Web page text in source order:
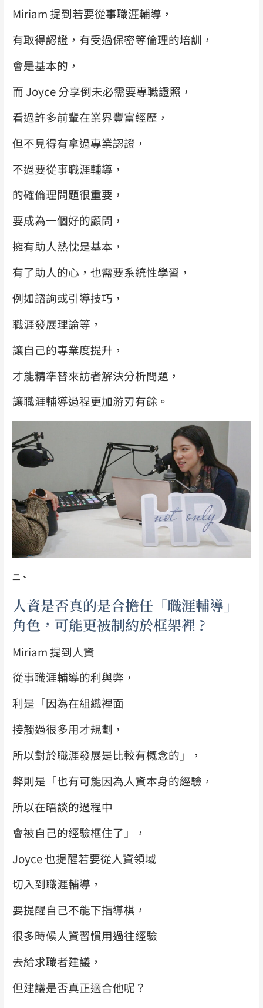
Miriam 提到若要從事職涯輔導，
有取得認證，有受過保密等倫理的培訓，
會是基本的，
而 Joyce 分享倒未必需要專職證照，
看過許多前輩在業界豐富經歷，
但不見得有拿過專業認證，
不過要從事職涯輔導，
的確倫理問題很重要，
要成為一個好的顧問，
擁有助人熱忱是基本，
有了助人的心，也需要系統性學習，
例如諮詢或引導技巧，
職涯發展理論等，
讓自己的專業度提升，
才能精準替來訪者解決分析問題，
讓職涯輔導過程更加游刃有餘。
二、
人資是否真的是合擔任「職涯輔導」
角色，可能更被制約於框架裡 ?
Miriam 提到人資
從事職涯輔導的利與弊，
利是「因為在組織裡面
接觸過很多用才規劃，
所以對於職涯發展是比較有概念的」，
弊則是「也有可能因為人資本身的經驗，
所以在晤談的過程中
會被自己的經驗框住了」，
Joyce 也提醒若要從人資領域
切入到職涯輔導，
要提醒自己不能下指導棋，
很多時候人資習慣用過往經驗
去給求職者建議，
但建議是否真正適合他呢？